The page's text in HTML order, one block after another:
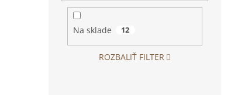
Na sklade 12
ROZBALIŤ FILTER